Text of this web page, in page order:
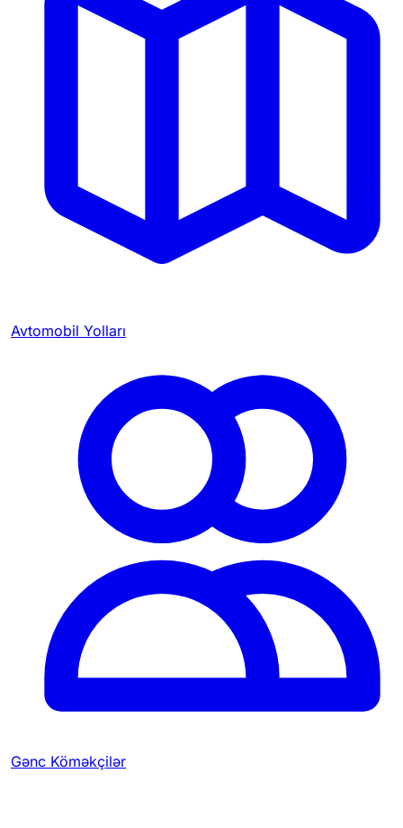
Avtomobil Yolları
Gənc Köməkçilər